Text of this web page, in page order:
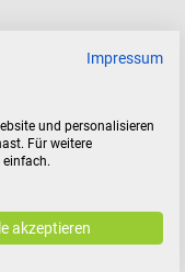
Impressum
und personalisieren
Für weitere
akzeptieren